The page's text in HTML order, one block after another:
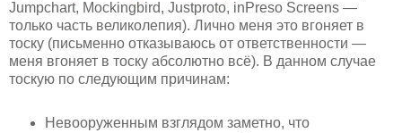
Jumpchart, Mockingbird, Justproto, inPreso Screens —
только часть великолепия). Лично меня это вгоняет в
тоску (письменно отказываюсь от ответственности —
меня вгоняет в тоску абсолютно всё). В данном случае
тоскую по следующим причинам:
Невооруженным взглядом заметно, что